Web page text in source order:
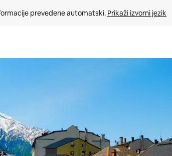
prevedene automatski. Prikaži izvorni jezik